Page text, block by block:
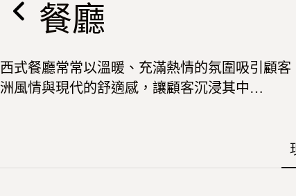
餐廳
西式餐廳常常以溫暖、充滿熱情的氛圍吸引顧
洲風情與現代的舒適感，讓顧客沉浸其中…